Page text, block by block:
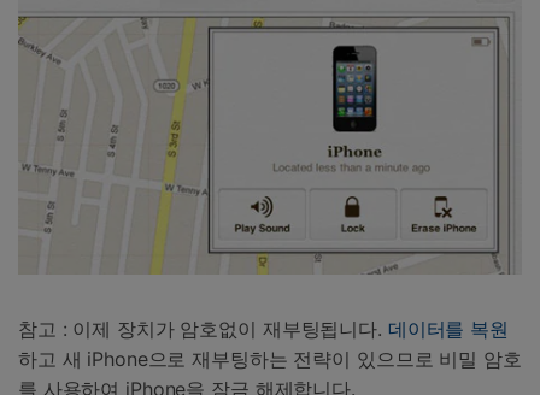
참고 : 이제 장치가 암호없이 재부팅됩니다. 데이터를 복원
하고 새 iPhone으로 재부팅하는 전략이 있으므로 비밀 암호
를 사용하여 iPhone을 잠금 해제합니다.